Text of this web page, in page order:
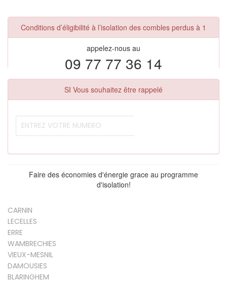
Conditions d’éligibilité à l’isolation des combles perdus à 1
appelez-nous au
09 77 77 36 14
SI Vous souhaitez être rappelé
Faire des économies d'énergie grace au programme
d'isolation!
CARNIN
LECELLES
ERRE
WAMBRECHIES
VIEUX-MESNIL
DAMOUSIES
BLARINGHEM